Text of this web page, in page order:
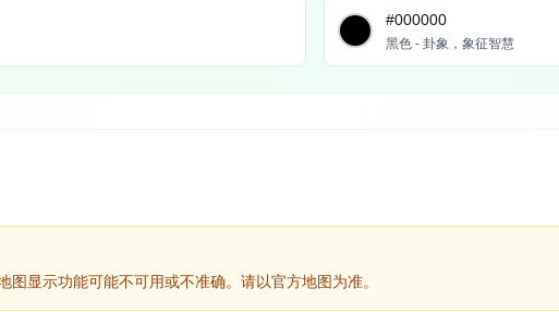
#000000
黑色 - 卦象，象征智慧
图显示功能可能不可用或不准确。请以官方地图为准。